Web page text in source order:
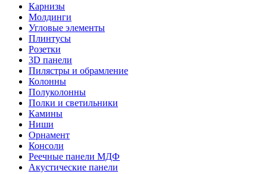
Карнизы
Молдинги
Угловые элементы
Плинтусы
Розетки
3D панели
Пилястры и обрамление
Колонны
Полуколонны
Полки и светильники
Камины
Ниши
Орнамент
Консоли
Реечные панели МДФ
Акустические панели